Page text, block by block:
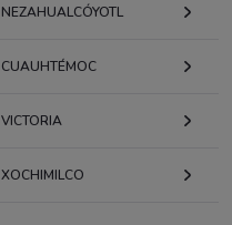
NEZAHUALCÓYOTL
CUAUHTÉMOC
VICTORIA
XOCHIMILCO